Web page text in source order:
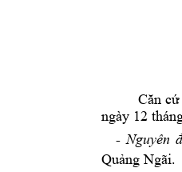
Căn cứ
ngày 12 th
- Nguyên
Quảng Ngãi.